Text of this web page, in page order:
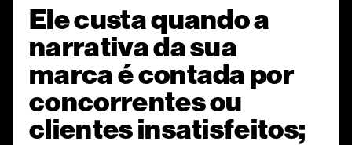
Ele custa quando a
narrativa da sua
marca é contada por
concorrentes ou
clientes insatisfeitos;